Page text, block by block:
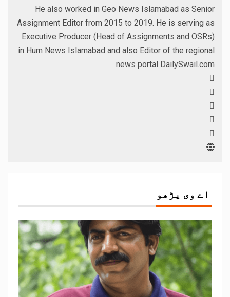
He also worked in Geo News Islamabad as Senior
Assignment Editor from 2015 to 2019. He is serving as
Executive Producer (Head of Assignments and OSRs)
in Hum News Islamabad and also Editor of the regional
news portal DailySwail.com
اے وی پڑھو